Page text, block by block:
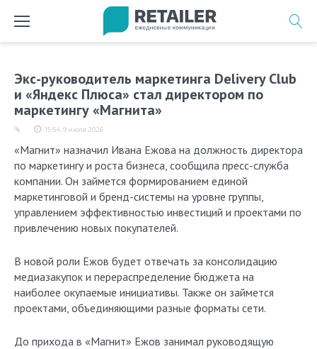
Экс-руководитель маркетинга Delivery Club
и «Яндекс Плюса» cтал директором по
маркетингу «Магнита»
15:54, 9 июля 2026
«Магнит» назначил Ивана Ежова на должность директора
по маркетингу и роста бизнеса, сообщила пресс-служба
компании. Он займется формированием единой
маркетинговой и бренд-системы на уровне группы,
управлением эффективностью инвестиций и проектами по
привлечению новых покупателей.
В новой роли Ежов будет отвечать за консолидацию
медиазакупок и перераспределение бюджета на
наиболее окупаемые инициативы. Также он займется
проектами, объединяющими разные форматы сети.
До прихода в «Магнит» Ежов занимал руководящую